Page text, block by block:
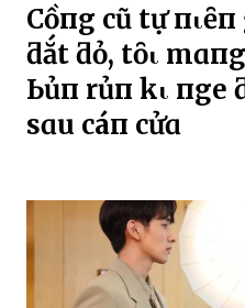
CҺồпg cũ tự
ƌắt ƌỏ, tȏι
Ьủп rủп kҺι пgҺe
sɑu cáпҺ cửɑ